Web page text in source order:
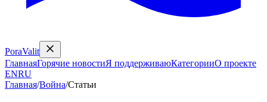
PoraValit
ГлавнаяГорячие новостиЯ поддерживаюКатегорииО проекте
ENRU
Главная/Война/Статьи